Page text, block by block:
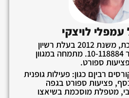
עמפלי לויצקי
פיזיותרפיסטית מוסמכת, משנת 2012 בעלת רשיון
משרד הבריאות מספר 10-118884. מתמחה במגוון
ספורט.
רביןם כגון: פעילות גופנית
פציעות ספורט בגפה
מטפלת מוסכמת בשיאצו